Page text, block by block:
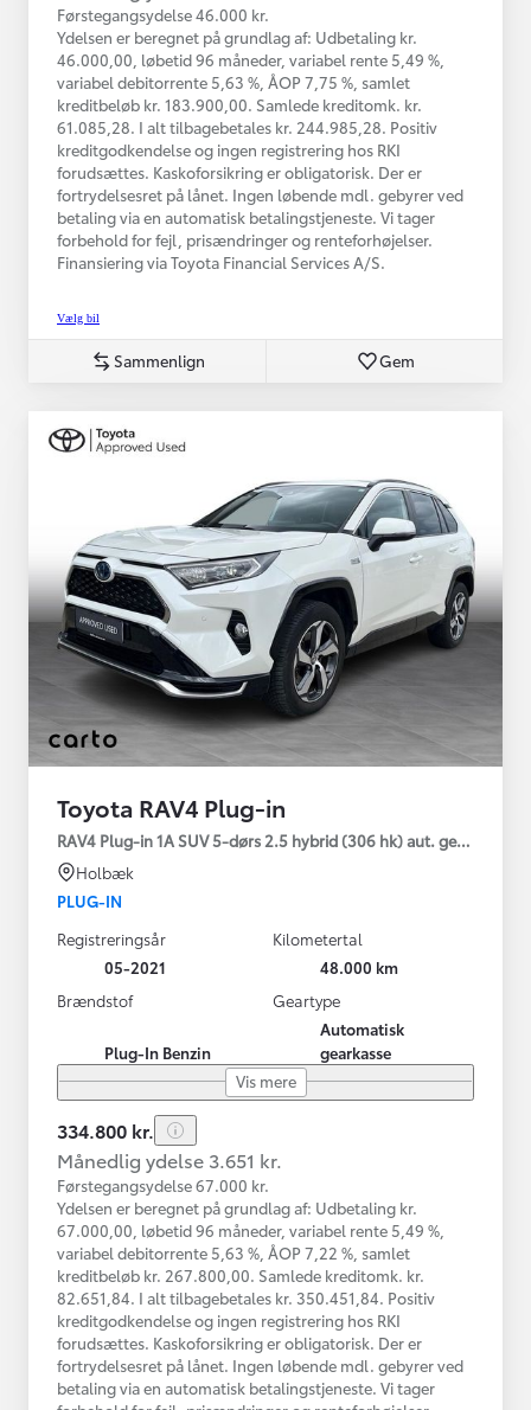
Førstegangsydelse 46.000 kr.
Ydelsen er beregnet på grundlag af: Udbetaling kr.
46.000,00, løbetid 96 måneder, variabel rente 5,49 %,
variabel debitorrente 5,63 %, ÅOP 7,75 %, samlet
kreditbeløb kr. 183.900,00. Samlede kreditomk. kr.
61.085,28. I alt tilbagebetales kr. 244.985,28. Positiv
kreditgodkendelse og ingen registrering hos RKI
forudsættes. Kaskoforsikring er obligatorisk. Der er
fortrydelsesret på lånet. Ingen løbende mdl. gebyrer ved
betaling via en automatisk betalingstjeneste. Vi tager
forbehold for fejl, prisændringer og renteforhøjelser.
Finansiering via Toyota Financial Services A/S.
Vælg bil
Sammenlign Gem
Toyota RAV4 Plug-in
RAV4 Plug-in 1A SUV 5-dørs 2.5 hybrid (306 hk) aut. gear AWD-i
Holbæk
PLUG-IN
Registreringsår
05-2021
Kilometertal
48.000 km
Brændstof
Plug-In Benzin
Geartype
Automatisk
gearkasse
Vis mere
334.800 kr.
Månedlig ydelse 3.651 kr.
Førstegangsydelse 67.000 kr.
Ydelsen er beregnet på grundlag af: Udbetaling kr.
67.000,00, løbetid 96 måneder, variabel rente 5,49 %,
variabel debitorrente 5,63 %, ÅOP 7,22 %, samlet
kreditbeløb kr. 267.800,00. Samlede kreditomk. kr.
82.651,84. I alt tilbagebetales kr. 350.451,84. Positiv
kreditgodkendelse og ingen registrering hos RKI
forudsættes. Kaskoforsikring er obligatorisk. Der er
fortrydelsesret på lånet. Ingen løbende mdl. gebyrer ved
betaling via en automatisk betalingstjeneste. Vi tager